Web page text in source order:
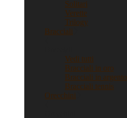
Solitari
Verette
Trilogy
Bracciali
Vedi tutti
Bracciali in oro
Bracciali in argento
Bracciali tennis
Orecchini